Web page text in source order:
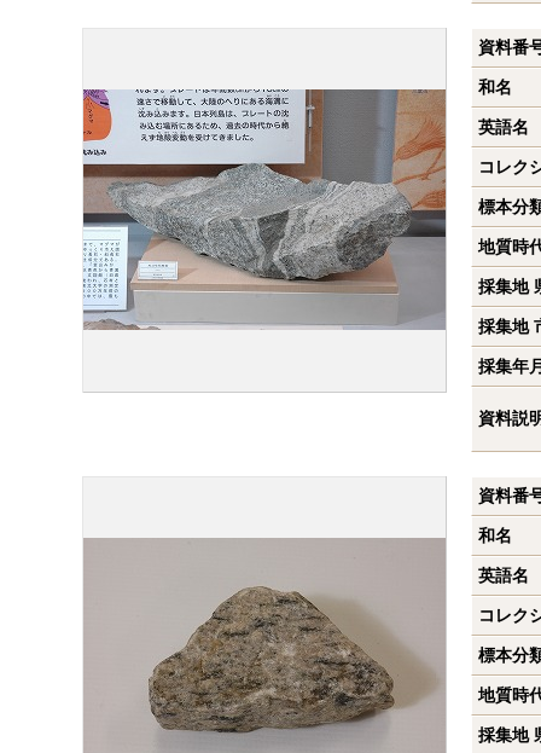
資料番
和名
英語名
コレク
標本分
地質時
採集地
採集地
採集年
資料説
資料番
和名
英語名
コレク
標本分
地質時
採集地